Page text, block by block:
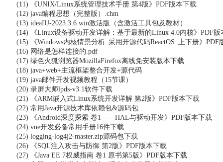
(11) 《UNIX/Linux系统管理技术手册 第4版》PDF版本下载
(12) java编程思想（完整版）.chm
(13) ideaIU-2023.3.6.win激活版（含激活工具包及教材）
(14) 《Linux设备驱动开发详解：基于最新的Linux 4.0内核》PDF版
(15) 《Windows内核情景分析_采用开源代码ReactOS_上下册》PDF
(16) 网络是怎样连接的.pdf
(17) 绿色火狐浏览器MozillaFirefox离线免安装版本下载
(18) java+web+主流框架整合开发+源代码
(19) java邮件开发视频教程（15节课）
(20) 录屏大师lpds-v3.1软件下载
(21) 《ARM嵌入式Linux系统开发详解 第2版》PDF版本下载
(22) 常用Java开源技术库依赖包&源码包
(23) 《Android深度探索 卷1——HAL与驱动开发》PDF版本下载
(24) vue开发必备常用手册16件下载
(25) logging-log4j2-master.zip源码包下载
(26) 《SQL注入攻击与防御 第2版》PDF版本下载
(27) 《Java EE 7权威指南 卷1 原书第5版》PDF版本下载